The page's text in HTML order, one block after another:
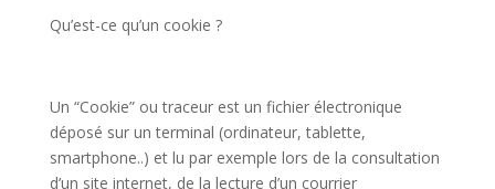
Qu’est-ce qu’un cookie ?
Un “Cookie” ou traceur est un fichier électronique
déposé sur un terminal (ordinateur, tablette,
smartphone..) et lu par exemple lors de la consultation
d’un site internet, de la lecture d’un courrier